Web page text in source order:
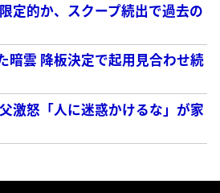
定的か、スクープ続出で過去の
暗雲 降板決定で起用見合わせ続
激怒「人に迷惑かけるな」が家